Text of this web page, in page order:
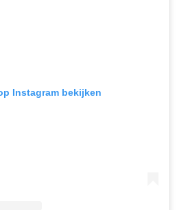
Instagram bekijken